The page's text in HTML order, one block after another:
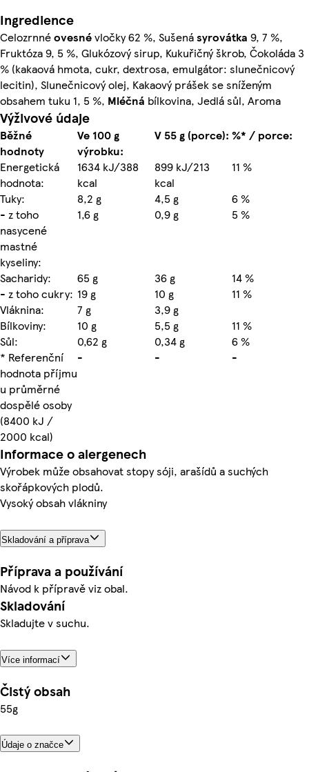
Ingredience
Celozrnnéovesnévločky 62 %, Sušenásyrovátka 9, 7 %,
Fruktóza 9, 5 %, Glukózový sirup, Kukuřičný škrob, Čokoláda 3
% (kakaová hmota, cukr, dextrosa, emulgátor: slunečnicový
lecitin), Slunečnicový olej, Kakaový prášek se sníženým
obsahem tuku 1, 5 %, Mléčná bílkovina, Jedlá sůl, Aroma
Výživové údaje
Běžné
hodnoty
Ve 100 g
výrobku:
V 55 g (porce): %* / porce:
Energetická
hodnota:
1634 kJ/388
kcal
899 kJ/213
kcal
11 %
Tuky:
8,2 g 4,5 g
6 %
- z toho
nasycené
mastné
kyseliny:
1,6 g 0,9 g 5 %
Sacharidy: 65 g 36 g
14 %
- z toho cukry: 19 g 10 g
11 %
Vláknina:
7 g
3,9 g
Bílkoviny:
10 g 5,5 g
11 %
Sůl:
0,62 g 0,34 g
6 %
* Referenční
hodnota příjmu
u průměrné
dospělé osoby
(8400 kJ /
2000 kcal)
- - -
Informace o alergenech
Výrobek může obsahovat stopy sóji, arašídů a suchých
skořápkových plodů.
Vysoký obsah vlákniny
Skladování a příprava
Příprava a používání
Návod k přípravě viz obal.
Skladování
Skladujte v suchu.
Více informací
Čistý obsah
55g
Údaje o značce